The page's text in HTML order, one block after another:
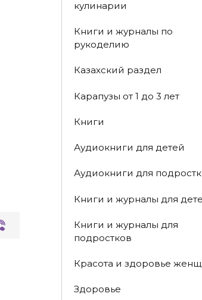
кулинарии
Книги и журналы по
рукоделию
Казахский раздел
Карапузы от 1 до 3 лет
Книги
Аудиокниги для детей
Аудиокниги для
Книги и журналы для
Книги и журналы для
подростков
Красота и здоровье
Здоровье